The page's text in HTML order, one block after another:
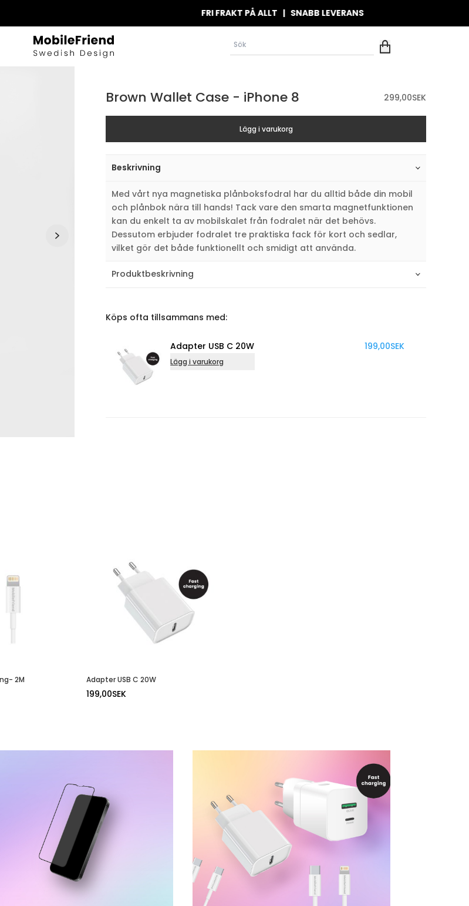
FRI FRAKT PÅ ALLT | SNABB LEVERANS
Brown Wallet Case - iPhone 8 299,00SEK
Lägg i varukorg
Beskrivning
Med vårt nya magnetiska plånboksfodral har du alltid både din mobil
och plånbok nära till hands! Tack vare den smarta magnetfunktionen
kan du enkelt ta av mobilskalet från fodralet när det behövs.
Dessutom erbjuder fodralet tre praktiska fack för kort och sedlar,
vilket gör det både funktionellt och smidigt att använda.
Produktbeskrivning
Köps ofta tillsammans med:
Adapter USB C 20W
Lägg i varukorg
199,00SEK
2M Adapter USB C 20W
199,00SEK